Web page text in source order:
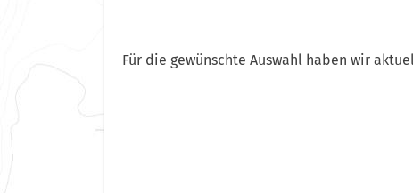
Für die gewünschte Auswahl haben wir